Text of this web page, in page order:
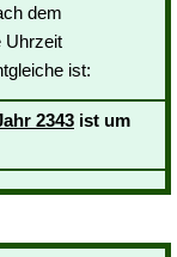
dem
Uhrzeit
ist:
2343 ist um